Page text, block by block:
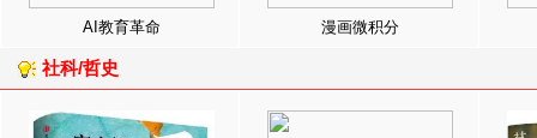
AI教育革命 漫画微积分
社科/哲史